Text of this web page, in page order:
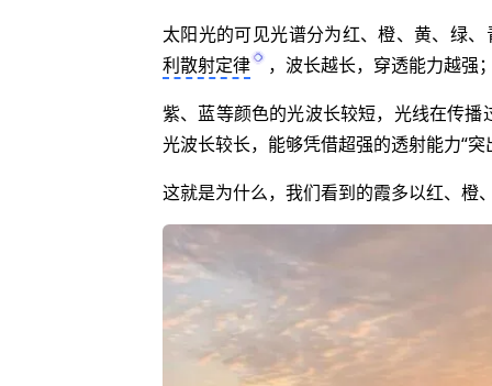
太阳光的可见光谱分为红、橙、黄、绿
利散射定律
，波长越长，穿透能力越强
紫、蓝等颜色的光波长较短，光线在传
光波长较长，能够凭借超强的透射能力“
这就是为什么，我们看到的霞多以红、橙